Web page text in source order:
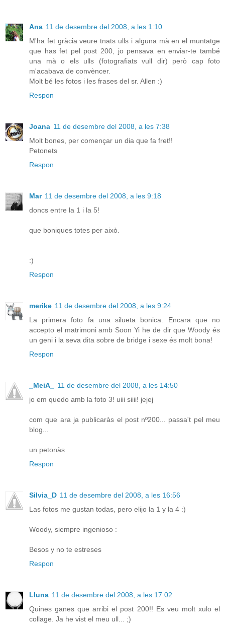
Ana 11 de desembre del 2008, a les 1:10
M'ha fet gràcia veure tnats ulls i alguna mà en el muntatge
que has fet pel post 200, jo pensava en enviar-te també
una mà o els ulls (fotografiats vull dir) però cap foto
m'acabava de convèncer.
Molt bé les fotos i les frases del sr. Allen :)
Respon
Joana 11 de desembre del 2008, a les 7:38
Molt bones, per començar un dia que fa fret!!
Petonets
Respon
Mar 11 de desembre del 2008, a les 9:18
doncs entre la 1 i la 5!
que boniques totes per això.
:)
Respon
merike 11 de desembre del 2008, a les 9:24
La primera foto fa una silueta bonica. Encara que no
accepto el matrimoni amb Soon Yi he de dir que Woody és
un geni i la seva dita sobre de bridge i sexe és molt bona!
Respon
_MeiA_
11 de desembre del 2008, a les 14:50
jo em quedo amb la foto 3! uiii siiii! jejej
com que ara ja publicaràs el post nº200... passa't pel meu
blog...
un petonàs
Respon
Silvia_D 11 de desembre del 2008, a les 16:56
Las fotos me gustan todas, pero elijo la 1 y la 4 :)
Woody, siempre ingenioso :
Besos y no te estreses
Respon
Lluna 11 de desembre del 2008, a les 17:02
Quines ganes que arribi el post 200!! Es veu molt xulo el
collage. Ja he vist el meu ull... ;)